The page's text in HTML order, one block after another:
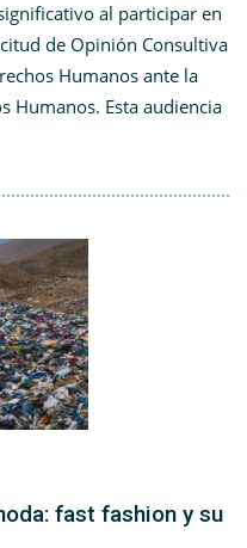
al participar en
de Opinión Consultiva
Humanos ante la
Humanos. Esta audiencia
fast fashion y su